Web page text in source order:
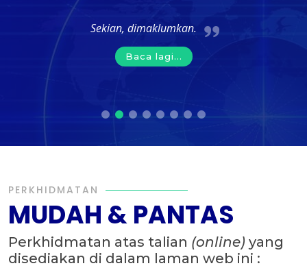
Sekian, dimaklumkan.
Baca lagi...
PERKHIDMATAN
MUDAH & PANTAS
Perkhidmatan atas talian (online) yang
disediakan di dalam laman web ini :